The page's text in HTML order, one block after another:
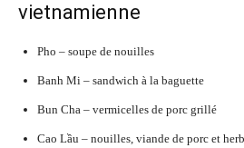
vietnamienne
Pho – soupe de nouilles
Banh Mi – sandwich à la baguette
Bun Cha – vermicelles de porc grillé
Cao Lầu – nouilles, viande de porc et